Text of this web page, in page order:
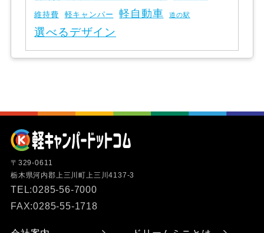
維持費 軽キャンパー 軽自動車 道の駅
選べるデザイン
〒329-0611
栃木県河内郡上三川町上三川4137-3
TEL:0285-56-7000
FAX:0285-55-1718